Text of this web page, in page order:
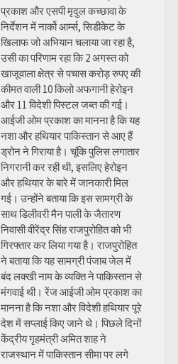
प्रकाश और एसपी मृदुल कच्छावा के
निर्देशन में नार्को आर्म्स, सिडीकेट के
खिलाफ जो अभियान चलाया जा रहा है,
उसी का परिणाम रहा कि 2 अगस्त को
खाजूवाला क्षेत्र से पचास करोड़ रुपए की
कीमत वाली 10 किलो अफगानी हेरोइन
और 11 विदेशी पिस्टल जब्त की गई।
आईजी ओम प्रकाश का मानना है कि यह
नशा और हथियार पाकिस्तान से आए हैं
ड्रोन ने गिराया है। चूंकि पुलिस लगातार
निगरानी कर रही थी, इसलिए हेरोइन
और हथियार के बारे में जानकारी मिल
गई। उन्होंने बताया कि इस सामग्री के
साथ डिलीवरी मैन पाली के जैतारण
निवासी वीरेंद्र सिंह राजपुरोहित को भी
गिरफ्तार कर लिया गया है। राजपुरोहित
ने बताया कि यह सामग्री पंजाब जेल में
बंद लक्खी नाम के व्यक्ति ने पाकिस्तान से
मंगवाई थी। रेंज आईजी ओम प्रकाश का
मानना है कि नशा और विदेशी हथियार पूरे
देश में सप्लाई किए जाने थे। पिछले दिनों
केंद्रीय गृहमंत्री अमित शाह ने
राजस्थान में पाकिस्तान सीमा पर लगे